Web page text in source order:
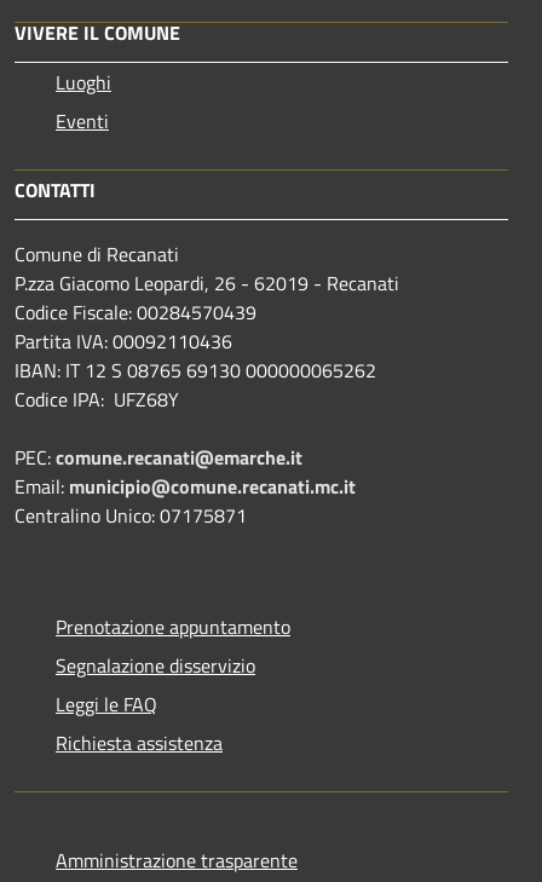
VIVERE IL COMUNE
Luoghi
Eventi
CONTATTI
Comune di Recanati
P.zza Giacomo Leopardi, 26 - 62019 - Recanati
Codice Fiscale: 00284570439
Partita IVA: 00092110436
IBAN: IT 12 S 08765 69130 000000065262
Codice IPA: UFZ68Y
PEC:comune.recanati@emarche.it
Email: municipio@comune.recanati.mc.it
Centralino Unico: 07175871
Prenotazione appuntamento
Segnalazione disservizio
Leggi le FAQ
Richiesta assistenza
Amministrazione trasparente